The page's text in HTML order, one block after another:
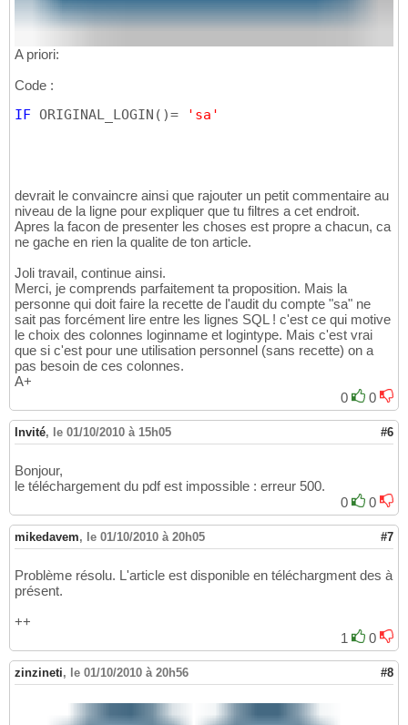
A priori:
Code :
IF ORIGINAL_LOGIN ( )= 'sa'
devrait le convaincre ainsi que rajouter un petit commentaire au
niveau de la ligne pour expliquer que tu filtres a cet endroit.
Apres la facon de presenter les choses est propre a chacun, ca
ne gache en rien la qualite de ton article.
Joli travail, continue ainsi.
Merci, je comprends parfaitement ta proposition. Mais la
personne qui doit faire la recette de l'audit du compte "sa" ne
sait pas forcément lire entre les lignes SQL ! c'est ce qui motive
le choix des colonnes loginname et logintype. Mais c'est vrai
que si c'est pour une utilisation personnel (sans recette) on a
pas besoin de ces colonnes.
A+
0
0
Invité, le 01/10/2010 à 15h05 #6
Bonjour,
le téléchargement du pdf est impossible : erreur 500.
0
0
mikedavem, le 01/10/2010 à 20h05 #7
Problème résolu. L'article est disponible en téléchargment des à
présent.
++
1
0
zinzineti, le 01/10/2010 à 20h56 #8